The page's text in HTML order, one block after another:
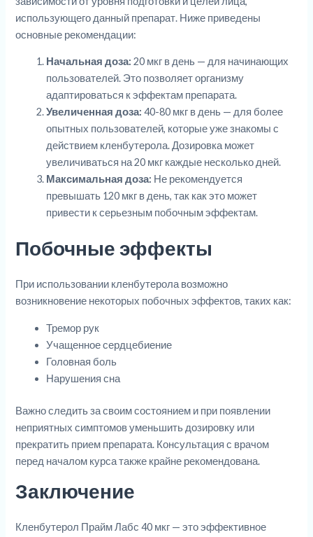
использующего данный препарат. Ниже приведены
основные рекомендации:
Начальная доза: 20 мкг в день — для начинающих
пользователей. Это позволяет организму
адаптироваться к эффектам препарата.
Увеличенная доза: 40-80 мкг в день — для более
опытных пользователей, которые уже знакомы с
действием кленбутерола. Дозировка может
увеличиваться на 20 мкг каждые несколько дней.
Максимальная доза: Не рекомендуется
превышать 120 мкг в день, так как это может
привести к серьезным побочным эффектам.
Побочные эффекты
При использовании кленбутерола возможно
возникновение некоторых побочных эффектов, таких как:
Тремор рук
Учащенное сердцебиение
Головная боль
Нарушения сна
Важно следить за своим состоянием и при появлении
неприятных симптомов уменьшить дозировку или
прекратить прием препарата. Консультация с врачом
перед началом курса также крайне рекомендована.
Заключение
Кленбутерол Прайм Лабс 40 мкг — это эффективное